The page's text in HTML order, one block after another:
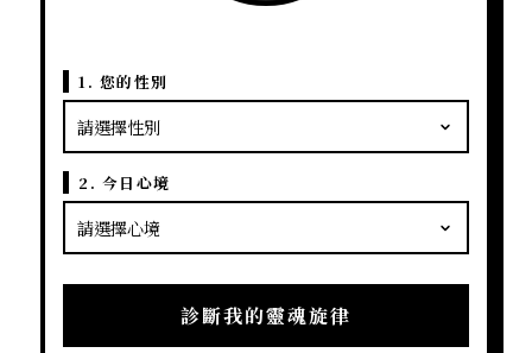
1. 您的性別
2. 今日心境
診斷我的靈魂旋律